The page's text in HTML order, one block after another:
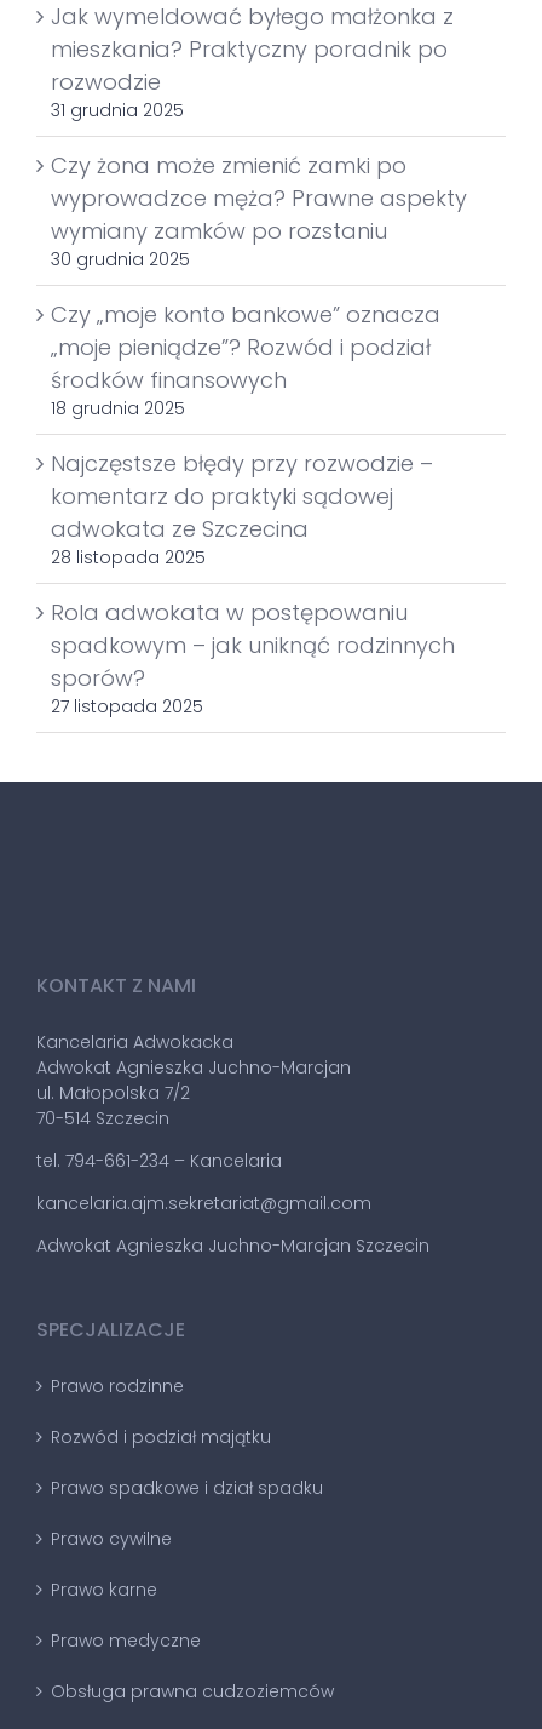
Jak wymeldować byłego małżonka z
mieszkania? Praktyczny poradnik po
rozwodzie
31 grudnia 2025
Czy żona może zmienić zamki po
wyprowadzce męża? Prawne aspekty
wymiany zamków po rozstaniu
30 grudnia 2025
Czy „moje konto bankowe” oznacza
„moje pieniądze”? Rozwód i podział
środków finansowych
18 grudnia 2025
Najczęstsze błędy przy rozwodzie –
komentarz do praktyki sądowej
adwokata ze Szczecina
28 listopada 2025
Rola adwokata w postępowaniu
spadkowym – jak uniknąć rodzinnych
sporów?
27 listopada 2025
KONTAKT Z NAMI
Kancelaria Adwokacka
Adwokat Agnieszka Juchno-Marcjan
ul. Małopolska 7/2
70-514 Szczecin
tel. 794-661-234 – Kancelaria
kancelaria.ajm.sekretariat@gmail.com
Adwokat Agnieszka Juchno-Marcjan Szczecin
SPECJALIZACJE
Prawo rodzinne
Rozwód i podział majątku
Prawo spadkowe i dział spadku
Prawo cywilne
Prawo karne
Prawo medyczne
Obsługa prawna cudzoziemców